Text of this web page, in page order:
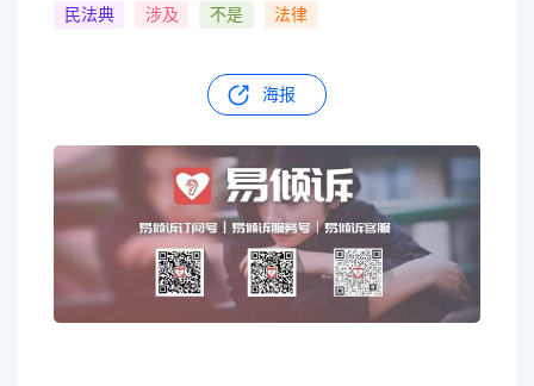
民法典 涉及 不是 法律
海报